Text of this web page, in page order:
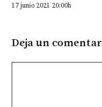
17 junio 2021 20:00h
Deja un